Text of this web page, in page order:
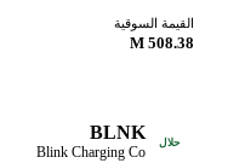
القيمة السوقية
508.38 M
حلال BLNK
Blink Charging Co